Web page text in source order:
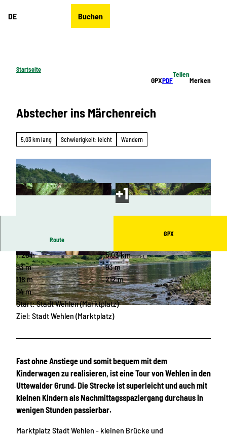
DE Buchen
Startseite
GPXPDF
Teilen
Merken
Abstecher ins Märchenreich
5,03 km lang Schwierigkeit: leicht Wandern
© Florian Trykowski, Tourismusverband Sächsische Schweiz
© Sebastian Thiel, Tourismusverband Sächsisc
he Schweiz
© Philipp Zieger, Tourismusverband Sächsische
Schweiz
Route
GPX
1:26 h
5,03 km
93 m
93 m
118 m
212 m
94 m
Start: Stadt Wehlen (Marktplatz)
Ziel: Stadt Wehlen (Marktplatz)
Fast ohne Anstiege und somit bequem mit dem
Kinderwagen zu realisieren, ist eine Tour von Wehlen in den
Uttewalder Grund. Die Strecke ist superleicht und auch mit
kleinen Kindern als Nachmittagsspaziergang durchaus in
wenigen Stunden passierbar.
Marktplatz Stadt Wehlen - kleinen Brücke und